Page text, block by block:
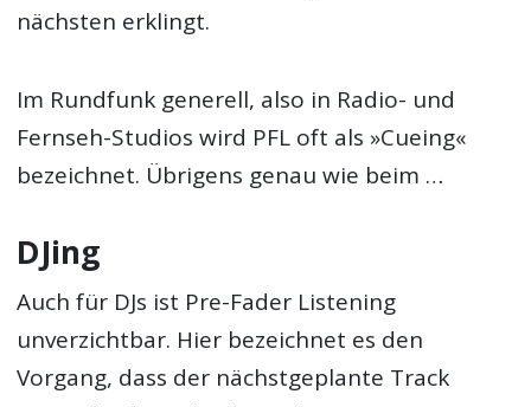
nächsten erklingt.
Im Rundfunk generell, also in Radio- und
Fernseh-Studios wird PFL oft als »Cueing«
bezeichnet. Übrigens genau wie beim …
DJing
Auch für DJs ist Pre-Fader Listening
unverzichtbar. Hier bezeichnet es den
Vorgang, dass der nächstgeplante Track